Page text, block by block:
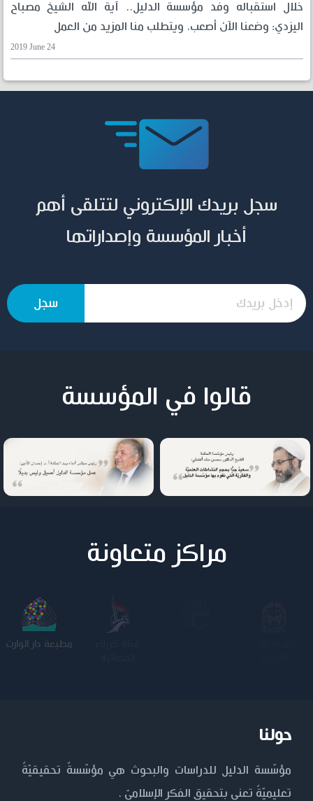
خلال استقباله وفد مؤسسة الدليل.. آية الله الشيخ مصباح
اليزدي: وضعنا الآن أصعب، ويتطلب منا المزيد من العمل
2019 June 24
سجل بريدك الإلكتروني لتتلقى أهم
أخبار المؤسسة وإصداراتها
قالوا في المؤسسة
مراكز متعاونة
مطبعة دار الوارث
حولنا
مؤسّسة الدليل للدراسات والبحوث هي مؤسّسةٌ تحقيقيّةٌ
تعليميّةٌ تعنى بتحقيق الفكر الإسلاميّ .